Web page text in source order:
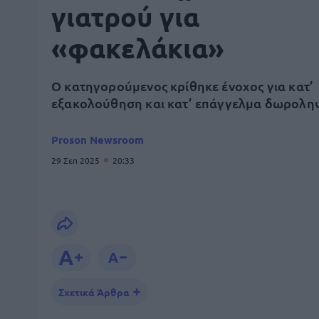
γιατρού για
«φακελάκια»
Ο κατηγορούμενος κρίθηκε ένοχος για κατ’
εξακολούθηση και κατ’ επάγγελμα
Proson Newsroom
29 Σεπ 2025 20:33
Σχετικά Άρθρα